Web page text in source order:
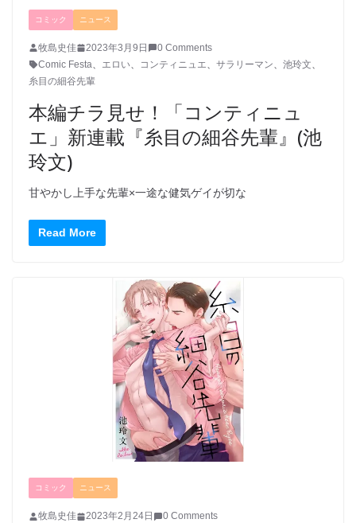
コミック ニュース
牧島史佳 2023年3月9日
0 Comments
Comic Festa
エロい コンティニュエ サラリーマン 池玲文
糸目の細谷先輩
本編チラ見せ！「コンティニュ
エ」新連載『糸目の細谷先輩』(池
玲文)
甘やかし上手な先輩×一途な健気ゲイが切な
Read More
コミック ニュース
牧島史佳 2023年2月24日
0 Comments